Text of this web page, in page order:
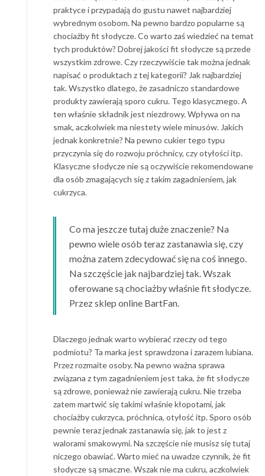
praktyce i przypadają do gustu nawet najbardziej
wybrednym osobom. Na pewno bardzo popularne są
chociażby fit słodycze. Co warto zaś wiedzieć na temat
tych produktów? Dobrej jakości fit słodycze są przede
wszystkim zdrowe. Czy rzeczywiście tak można jednak
napisać o produktach z tej kategorii? Jak najbardziej
tak. Wszystko dlatego, że zasadniczo standardowe
produkty zawierają sporo cukru. Tego klasycznego. A
ten właśnie składnik jest niezdrowy. Wpływa on na
smak, aczkolwiek ma niestety wiele minusów. Jakich
jednak konkretnie? Na pewno cukier tego typu
przyczynia się do rozwoju próchnicy, czy otyłości itp.
Klasyczne słodycze nie są oczywiście rekomendowane
dla osób zmagających się z takim zagadnieniem, jak
cukrzyca.
Co ma jeszcze tutaj duże znaczenie? Na
pewno wiele osób teraz zastanawia się, czy
można zatem zdecydować się na coś innego.
Na szczęście jak najbardziej tak. Wszak
oferowane są chociażby właśnie fit słodycze.
Przez sklep online BartFan.
Dlaczego jednak warto wybierać rzeczy od tego
podmiotu? Ta marka jest sprawdzona i zarazem lubiana.
Przez rozmaite osoby. Na pewno ważna sprawa
związana z tym zagadnieniem jest taka, że fit słodycze
są zdrowe, ponieważ nie zawierają cukru. Nie trzeba
zatem martwić się takimi właśnie kłopotami, jak
chociażby cukrzyca, próchnica, otyłość itp. Sporo osób
pewnie teraz jednak zastanawia się, jak to jest z
walorami smakowymi. Na szczęście nie musisz się tutaj
niczego obawiać. Warto mieć na uwadze czynnik, że fit
słodycze są smaczne. Wszak nie ma cukru, aczkolwiek